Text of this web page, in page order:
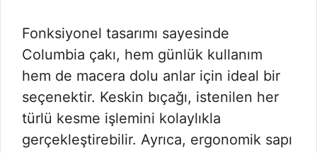
Fonksiyonel tasarımı sayesinde
Columbia çakı, hem günlük kullanım
hem de macera dolu anlar için ideal bir
seçenektir. Keskin bıçağı, istenilen her
türlü kesme işlemini kolaylıkla
gerçekleştirebilir. Ayrıca, ergonomik sapı